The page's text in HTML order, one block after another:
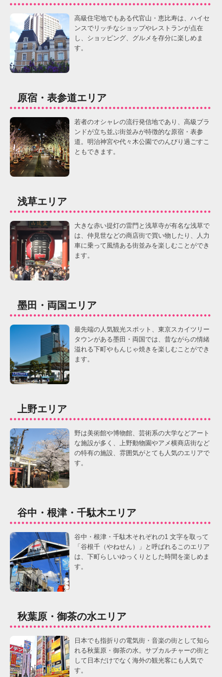
高級住宅地でもある代官山・恵比寿は、ハイセ
ンスでリッチなショップやレストランが点在
し、ショッピング、グルメを存分に楽しめま
す。
原宿・表参道エリア
若者のオシャレの流行発信地であり、高級ブラ
ンドが立ち並ぶ街並みが特徴的な原宿・表参
道。明治神宮や代々木公園でのんびり過ごすこ
ともできます。
浅草エリア
大きな赤い提灯の雷門と浅草寺が有名な浅草で
は、仲見世などの商店街で買い物したり、人力
車に乗って風情ある街並みを楽しむことができ
ます。
墨田・両国エリア
最先端の人気観光スポット、東京スカイツリー
タウンがある墨田・両国では、昔ながらの情緒
溢れる下町やもんじゃ焼きを楽しむことができ
ます。
上野エリア
野は美術館や博物館、芸術系の大学などアート
な施設が多く、上野動物園やアメ横商店街など
の特有の施設、雰囲気がとても人気のエリアで
す。
谷中・根津・千駄木エリア
谷中・根津・千駄木それぞれの1 文字を取って
「谷根千（やねせん）」と呼ばれるこのエリア
は、下町らしいゆっくりとした時間を楽しめま
す。
秋葉原・御茶の水エリア
日本でも指折りの電気街・音楽の街として知ら
れる秋葉原・御茶の水。サブカルチャーの街と
して日本だけでなく海外の観光客にも人気で
す。